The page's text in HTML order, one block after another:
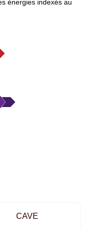
énergies indexés au
CAVE